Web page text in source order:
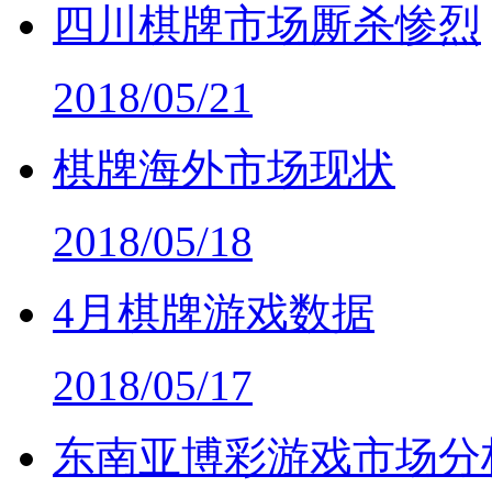
四川棋牌市场厮杀惨烈
2018/05/21
棋牌海外市场现状
2018/05/18
4月棋牌游戏数据
2018/05/17
东南亚博彩游戏市场分